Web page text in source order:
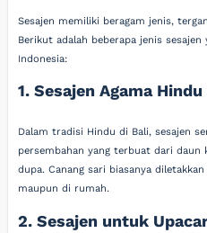
Sesajen memiliki beragam jenis,
Berikut adalah beberapa jenis
Indonesia:
1. Sesajen Agama Hindu
Dalam tradisi Hindu di Bali, sesajen
persembahan yang terbuat dari daun
dupa. Canang sari biasanya
maupun di rumah.
2. Sesajen untuk